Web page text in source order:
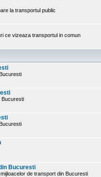
la transportul public
ce vizeaza transportul in comun
Bucuresti
Bucuresti
de transport din Bucuresti